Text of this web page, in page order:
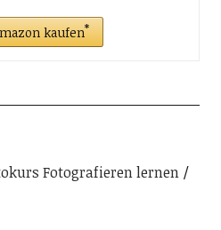
kaufen
Fotografieren lernen